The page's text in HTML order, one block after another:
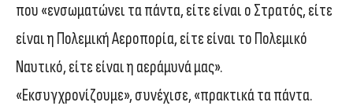
που «ενσωματώνει τα πάντα, είτε είναι ο Στρατός, είτε
είναι η Πολεμική Αεροπορία, είτε είναι το Πολεμικό
Ναυτικό, είτε είναι η αεράμυνά μας».
«Εκσυγχρονίζουμε», συνέχισε, «πρακτικά τα πάντα.